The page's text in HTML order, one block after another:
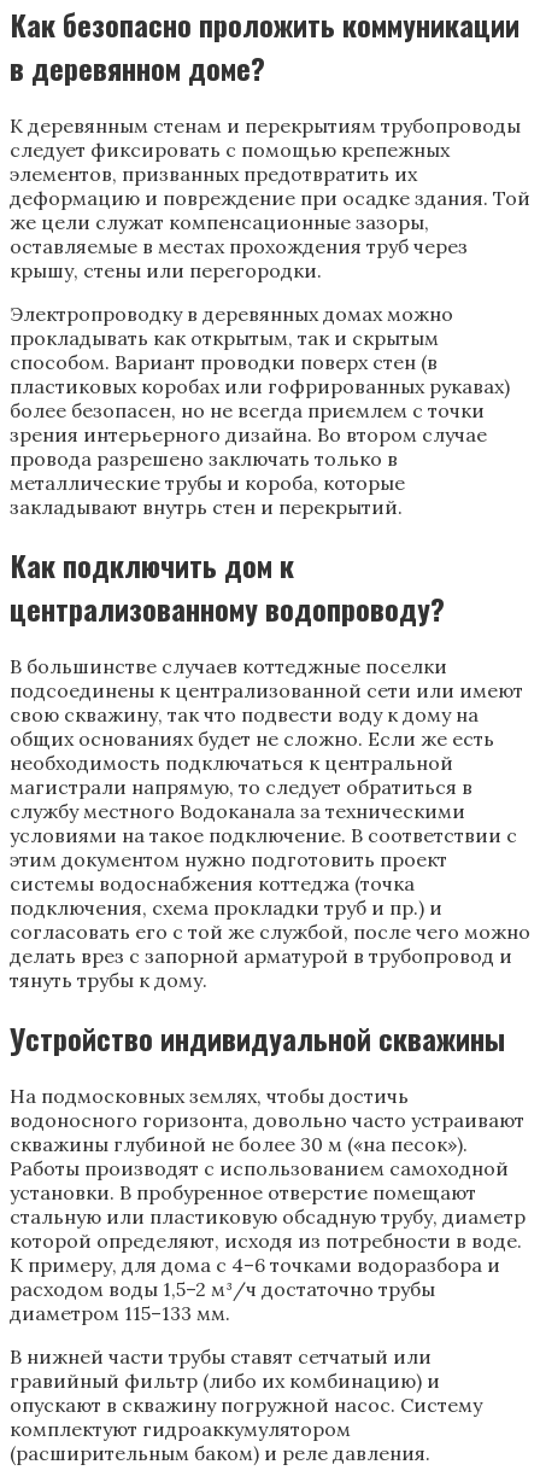
Как безопасно проложить коммуникации
в деревянном доме?
К деревянным стенам и перекрытиям трубопроводы
следует фиксировать с помощью крепежных
элементов, призванных предотвратить их
деформацию и повреждение при осадке здания. Той
же цели служат компенсационные зазоры,
оставляемые в местах прохождения труб через
крышу, стены или перегородки.
Электропроводку в деревянных домах можно
прокладывать как открытым, так и скрытым
способом. Вариант проводки поверх стен (в
пластиковых коробах или гофрированных рукавах)
более безопасен, но не всегда приемлем с точки
зрения интерьерного дизайна. Во втором случае
провода разрешено заключать только в
металлические трубы и короба, которые
закладывают внутрь стен и перекрытий.
Как подключить дом к
централизованному водопроводу?
В большинстве случаев коттеджные поселки
подсоединены к централизованной сети или имеют
свою скважину, так что подвести воду к дому на
общих основаниях будет не сложно. Если же есть
необходимость подключаться к центральной
магистрали напрямую, то следует обратиться в
службу местного Водоканала за техническими
условиями на такое подключение. В соответствии с
этим документом нужно подготовить проект
системы водоснабжения коттеджа (точка
подключения, схема прокладки труб и пр.) и
согласовать его с той же службой, после чего можно
делать врез с запорной арматурой в трубопровод и
тянуть трубы к дому.
Устройство индивидуальной скважины
На подмосковных землях, чтобы достичь
водоносного горизонта, довольно часто устраивают
скважины глубиной не более 30 м («на песок»).
Работы производят с использованием самоходной
установки. В пробуренное отверстие помещают
стальную или пластиковую обсадную трубу, диаметр
которой определяют, исходя из потребности в воде.
К примеру, для дома с 4–6 точками водоразбора и
расходом воды 1,5–2 м³/ч достаточно трубы
диаметром 115–133 мм.
В нижней части трубы ставят сетчатый или
гравийный фильтр (либо их комбинацию) и
опускают в скважину погружной насос. Систему
комплектуют гидроаккумулятором
(расширительным баком) и реле давления.